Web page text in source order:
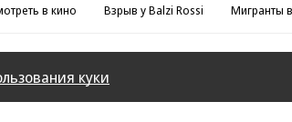
в кино Взрыв у Balzi Rossi Мигранты
куки